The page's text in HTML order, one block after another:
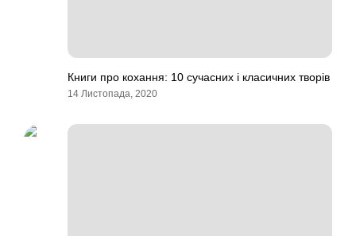
Книги про кохання: 10 сучасних і класичних творів
14 Листопада, 2020